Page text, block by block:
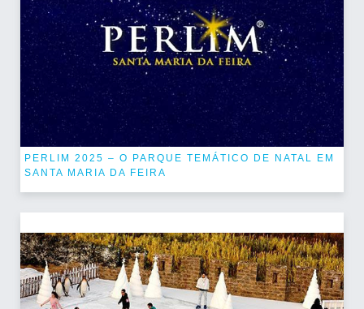
PERLIM 2025 – O PARQUE TEMÁTICO DE NATAL EM
SANTA MARIA DA FEIRA